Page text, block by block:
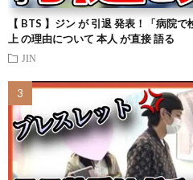
【 BTS 】ジン が 引退 発表！「病院
上 の理由について 本人 が直接 語る
JIN